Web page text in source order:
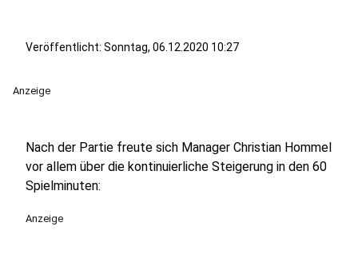
Veröffentlicht: Sonntag, 06.12.2020 10:27
Anzeige
Nach der Partie freute sich Manager Christian Hommel
vor allem über die kontinuierliche Steigerung in den 60
Spielminuten:
Anzeige